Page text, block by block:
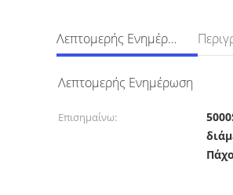
Λεπτομερής Ενημέρωση
Λεπτομερής Ενημέρωση
Επισημαίνω: